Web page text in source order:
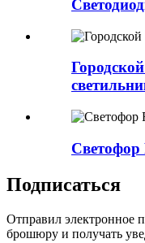
Подписаться
Отправил электронное
брошюру и получать